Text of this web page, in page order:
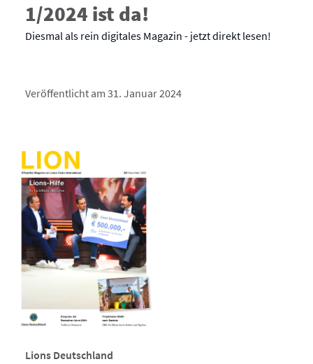
1/2024 ist da!
Diesmal als rein digitales Magazin - jetzt direkt lesen!
Veröffentlicht am 31. Januar 2024
Lions Deutschland